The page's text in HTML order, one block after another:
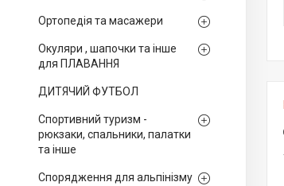
Ортопедія та масажери
Окуляри , шапочки та інше
для ПЛАВАННЯ
ДИТЯЧИЙ ФУТБОЛ
Спортивний туризм -
рюкзаки, спальники, палатки
та інше
Спорядження для альпінізму